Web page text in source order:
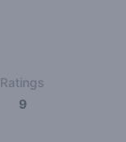
Ratings
9